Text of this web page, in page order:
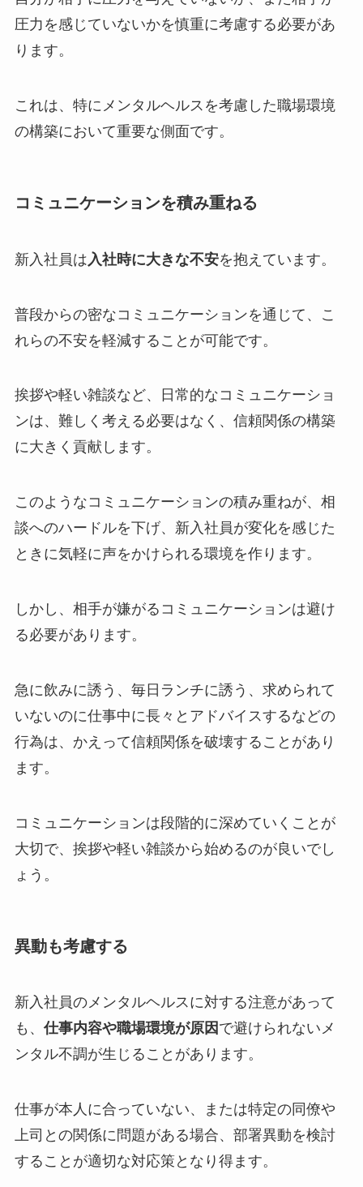
圧力を感じていないかを慎重に考慮する必要があ
ります。
これは、特にメンタルヘルスを考慮した職場環境
の構築において重要な側面です。
コミュニケーションを積み重ねる
新入社員は 入社時に大きな不安を抱えています。
普段からの密なコミュニケーションを通じて、こ
れらの不安を軽減することが可能です。
挨拶や軽い雑談など、日常的なコミュニケーショ
ンは、難しく考える必要はなく、信頼関係の構築
に大きく貢献します。
このようなコミュニケーションの積み重ねが、相
談へのハードルを下げ、新入社員が変化を感じた
ときに気軽に声をかけられる環境を作ります。
しかし、相手が嫌がるコミュニケーションは避け
る必要があります。
急に飲みに誘う、毎日ランチに誘う、求められて
いないのに仕事中に長々とアドバイスするなどの
行為は、かえって信頼関係を破壊することがあり
ます。
コミュニケーションは段階的に深めていくことが
大切で、挨拶や軽い雑談から始めるのが良いでし
ょう。
異動も考慮する
新入社員のメンタルヘルスに対する注意があって
も、 仕事内容や職場環境が原因 で避けられないメ
ンタル不調が生じることがあります。
仕事が本人に合っていない、または特定の同僚や
上司との関係に問題がある場合、部署異動を検討
することが適切な対応策となり得ます。